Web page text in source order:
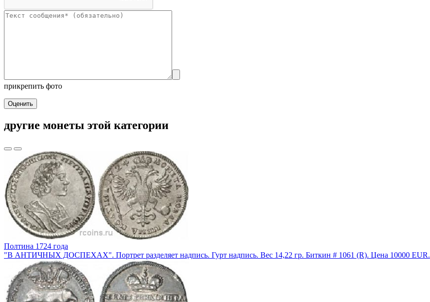
прикрепить фото
Оценить
другие монеты этой категории
Полтина 1724 года
"В АНТИЧНЫХ ДОСПЕХАХ". Портрет разделяет надпись. Гурт надпись. Вес 14,22 гр. Биткин # 1061 (R). Цена 10000 EUR.